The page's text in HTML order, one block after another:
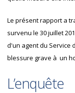
Le présent rapport a
survenu le 30 juillet
d'un agent du Service
blessure grave à un
L’enquête